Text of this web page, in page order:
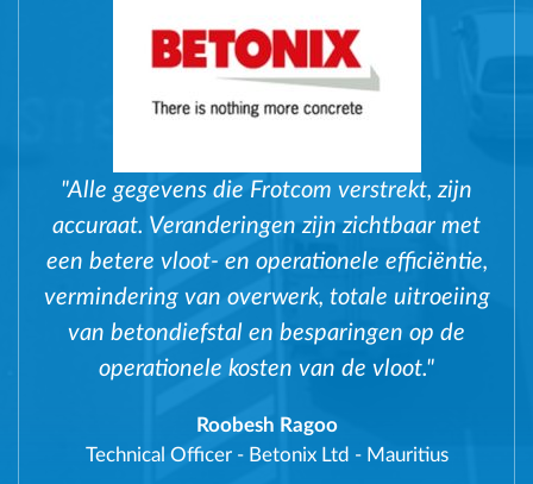
"Alle gegevens die Frotcom verstrekt, zijn
accuraat. Veranderingen zijn zichtbaar met
een betere vloot- en operationele efficiëntie,
vermindering van overwerk, totale uitroeiing
van betondiefstal en besparingen op de
operationele kosten van de vloot."
Roobesh Ragoo
Technical Officer - Betonix Ltd - Mauritius